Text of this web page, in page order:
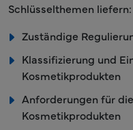
Schlüsselthemen liefern:
Zuständige
Klassifizierung und
Kosmetikprodukten
Anforderungen für
Kosmetikprodukten